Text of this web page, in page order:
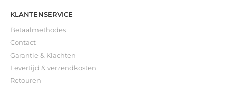
KLANTENSERVICE
Betaalmethodes
Contact
Garantie & Klachten
Levertijd & verzendkosten
Retouren